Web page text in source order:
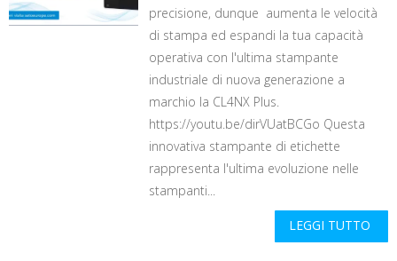
precisione, dunque aumenta le velocità
di stampa ed espandi la tua capacità
operativa con l'ultima stampante
industriale di nuova generazione a
marchio la CL4NX Plus.
https://youtu.be/dirVUatBCGo Questa
innovativa stampante di etichette
rappresenta l'ultima evoluzione nelle
stampanti...
LEGGI TUTTO